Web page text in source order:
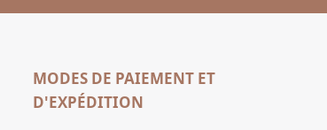
MODES DE PAIEMENT ET
D'EXPÉDITION